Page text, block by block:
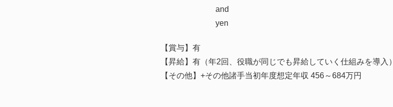
and
yen
【賞与】有
【昇給】有（年2回、役職が同じでも昇給していく仕組みを導入）
【その他】+その他諸手当初年度想定年収 456～684万円